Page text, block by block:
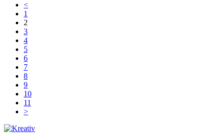
<
1
2
3
4
5
6
7
8
9
10
11
>